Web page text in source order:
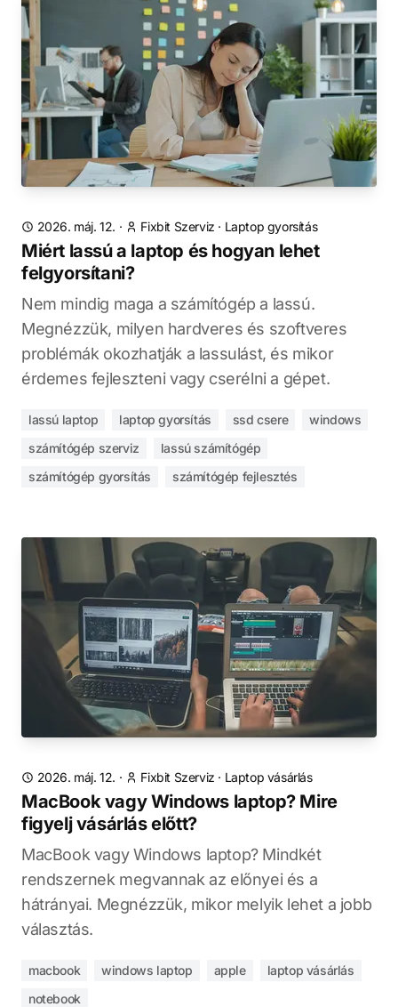
2026. máj. 12. · Fixbit Szerviz · Laptop gyorsítás
Miért lassú a laptop és hogyan lehet
felgyorsítani?
Nem mindig maga a számítógép a lassú.
Megnézzük, milyen hardveres és szoftveres
problémák okozhatják a lassulást, és mikor
érdemes fejleszteni vagy cserélni a gépet.
lassú laptop laptop gyorsítás ssd csere
windows
számítógép szerviz
lassú számítógép
számítógép gyorsítás
számítógép fejlesztés
2026. máj. 12. · Fixbit Szerviz · Laptop vásárlás
MacBook vagy Windows laptop? Mire
figyelj vásárlás előtt?
MacBook vagy Windows laptop? Mindkét
rendszernek megvannak az előnyei és a
hátrányai. Megnézzük, mikor melyik lehet a jobb
választás.
macbook windows laptop apple
laptop vásárlás
notebook